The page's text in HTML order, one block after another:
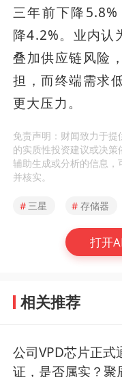
三年前下降
降4.2%。业内认
叠加供应链风险
担，而终端需求
更大压力。
免责声明：财闻致力于
的实质性投资建议或决
辅助生成或分析的信息
并核实。
# 三星 # 存储器
打开
相关推荐
公司VPD芯片正式
证，是否属实？聚